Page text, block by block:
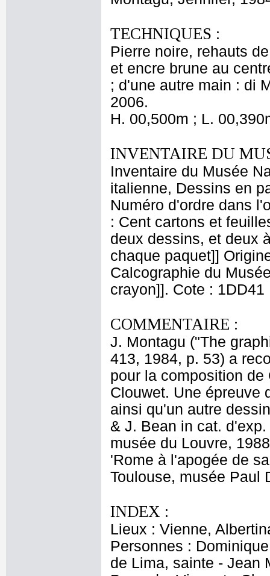
TECHNIQUES :
Pierre noire, rehauts
et encre brune au
; d'une autre main : di
2006.
H. 00,500m ; L.
INVENTAIRE DU
Inventaire du Musée
italienne, Dessins en
Numéro d'ordre dans
: Cent cartons et
deux dessins, et deux
chaque paquet]]
Calcographie du
crayon]]. Cote : 1DD41
COMMENTAIRE :
J. Montagu ("The
413, 1984, p. 53) a
pour la composition
Clouwet. Une épreuve
ainsi qu'un autre
& J. Bean in cat.
musée du Louvre,
'Rome à l'apogée de
Toulouse, musée Paul
INDEX :
Lieux : Vienne,
Personnes :
de Lima, sainte - Jean